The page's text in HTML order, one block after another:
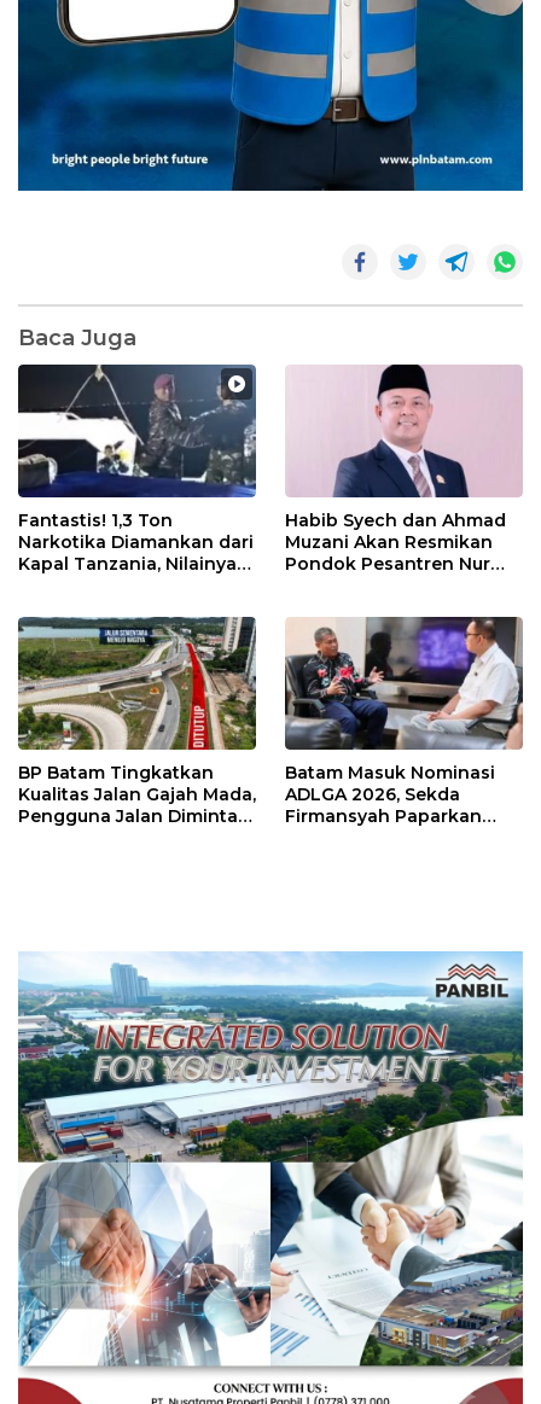
Baca Juga
Fantastis! 1,3 Ton
Narkotika Diamankan dari
Kapal Tanzania, Nilainya
Habib Syech dan Ahmad
Muzani Akan Resmikan
Pondok Pesantren Nur
BP Batam Tingkatkan
Kualitas Jalan Gajah Mada,
Pengguna Jalan Diminta
Batam Masuk Nominasi
ADLGA 2026, Sekda
Firmansyah Paparkan